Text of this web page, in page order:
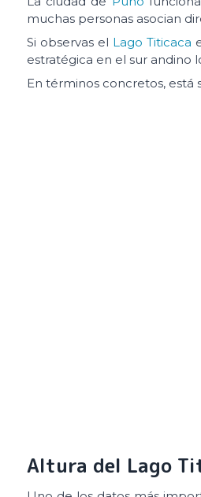
muchas personas asocian
Si observas el Lago Titicaca
estratégica en el sur andino
En términos concretos, está
Altura del Lago